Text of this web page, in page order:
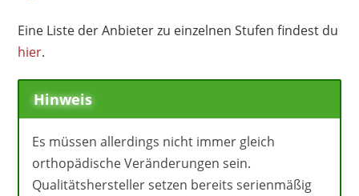
Eine Liste der Anbieter zu einzelnen Stufen findest du
hier.
Hinweis
Es müssen allerdings nicht immer gleich
orthopädische Veränderungen sein.
Qualitätshersteller setzen bereits serienmäßig